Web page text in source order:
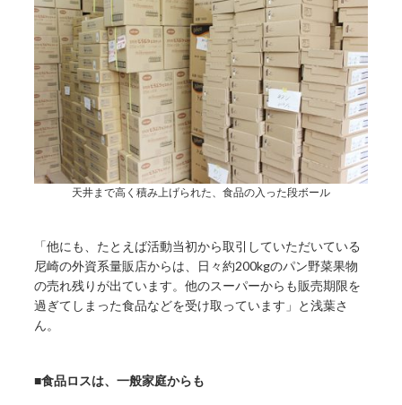
天井まで高く積み上げられた、食品の入った段ボール
「他にも、たとえば活動当初から取引していただいている
尼崎の外資系量販店からは、日々約200kgのパン野菜果物
の売れ残りが出ています。他のスーパーからも販売期限を
過ぎてしまった食品などを受け取っています」と浅葉さ
ん。
■食品ロスは、一般家庭からも